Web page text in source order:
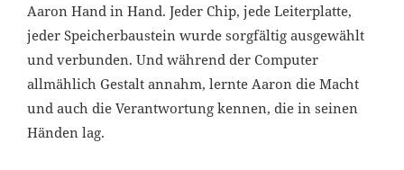
Aaron Hand in Hand. Jeder Chip, jede Leiterplatte,
jeder Speicherbaustein wurde sorgfältig ausgewählt
und verbunden. Und während der Computer
allmählich Gestalt annahm, lernte Aaron die Macht
und auch die Verantwortung kennen, die in seinen
Händen lag.